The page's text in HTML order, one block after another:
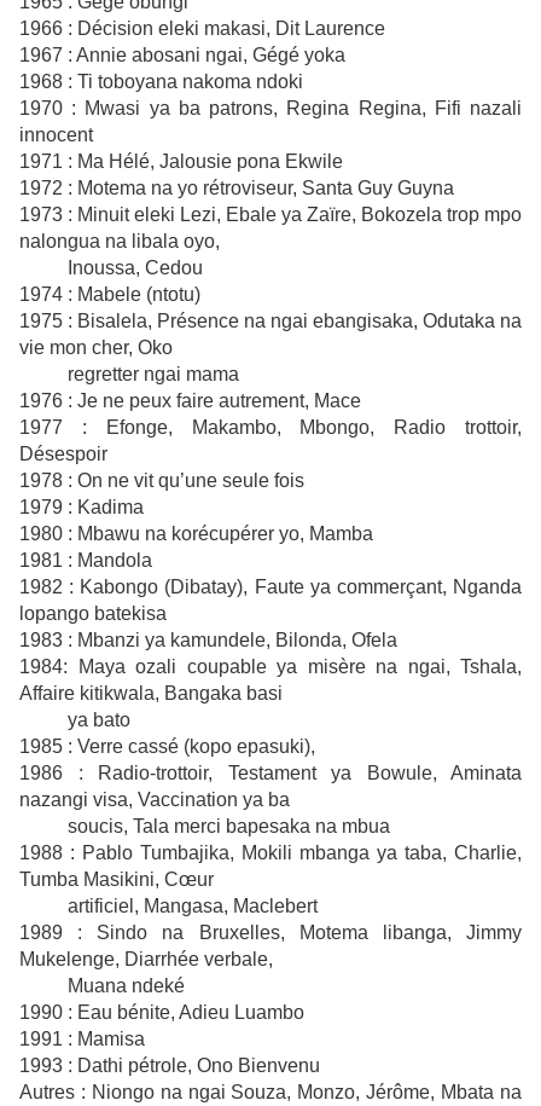
1966 : Décision eleki makasi, Dit Laurence
1967 : Annie abosani ngai, Gégé yoka
1968 : Ti toboyana nakoma ndoki
1970 : Mwasi ya ba patrons, Regina Regina, Fifi nazali
innocent
1971 : Ma Hélé, Jalousie pona Ekwile
1972 : Motema na yo rétroviseur, Santa Guy Guyna
1973 : Minuit eleki Lezi, Ebale ya Zaïre, Bokozela trop mpo
nalongua na libala oyo,
Inoussa, Cedou
1974 : Mabele (ntotu)
1975 : Bisalela, Présence na ngai ebangisaka, Odutaka na
vie mon cher, Oko
regretter ngai mama
1976 : Je ne peux faire autrement, Mace
1977 : Efonge, Makambo, Mbongo, Radio trottoir,
Désespoir
1978 : On ne vit qu’une seule fois
1979 : Kadima
1980 : Mbawu na korécupérer yo, Mamba
1981 : Mandola
1982 : Kabongo (Dibatay), Faute ya commerçant, Nganda
lopango batekisa
1983 : Mbanzi ya kamundele, Bilonda, Ofela
1984: Maya ozali coupable ya misère na ngai, Tshala,
Affaire kitikwala, Bangaka basi
ya bato
1985 : Verre cassé (kopo epasuki),
1986 : Radio-trottoir, Testament ya Bowule, Aminata
nazangi visa, Vaccination ya ba
soucis, Tala merci bapesaka na mbua
1988 : Pablo Tumbajika, Mokili mbanga ya taba, Charlie,
Tumba Masikini, Cœur
artificiel, Mangasa, Maclebert
1989 : Sindo na Bruxelles, Motema libanga, Jimmy
Mukelenge, Diarrhée verbale,
Muana ndeké
1990 : Eau bénite, Adieu Luambo
1991 : Mamisa
1993 : Dathi pétrole, Ono Bienvenu
Autres : Niongo na ngai Souza, Monzo, Jérôme, Mbata na